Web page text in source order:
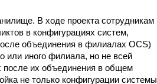
В ходе проекта сотрудникам
в конфигурациях систем,
объединения в филиалах OCS)
или иного филиала, но не всей
после их объединения в общем
не только конфигурации системы